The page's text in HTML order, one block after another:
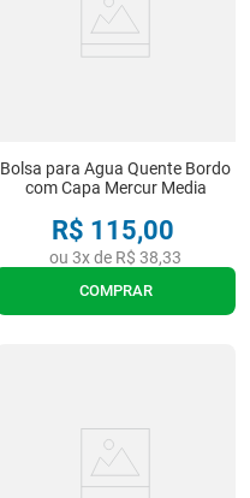
Bolsa para Agua Quente Bordo
com Capa Mercur Media
R$ 115,00
ou 3x de R$ 38,33
COMPRAR